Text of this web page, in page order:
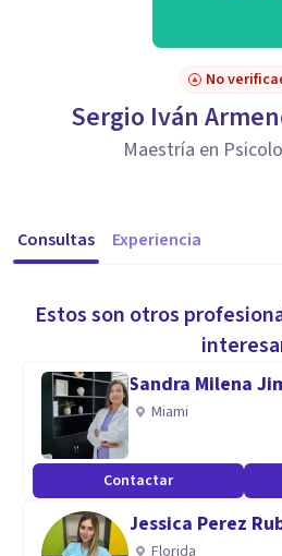
No
Sergio Iván
Maestría en
Consultas Experiencia
Estos son otros
Sandra Milena
Miami
Contactar
Jessica Perez
Florida